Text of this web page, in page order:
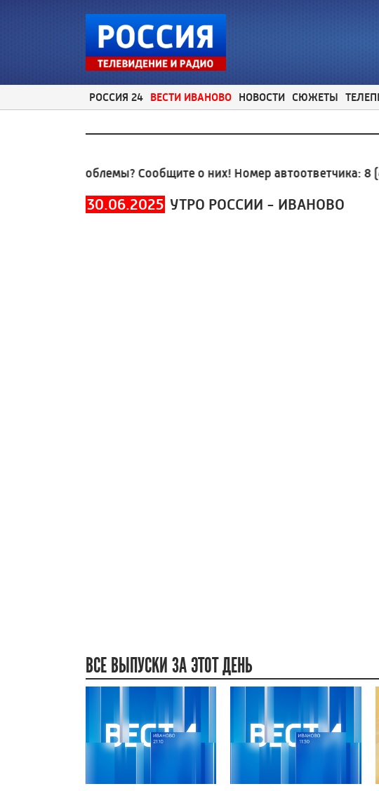
РОССИЯ 24 ВЕСТИ ИВАНОВО НОВОСТИ СЮЖЕТЫ
проблемы? Сообщите о них! Номер автоответчика:8
30.06.2025 УТРО РОССИИ - ИВАНОВО
ВСЕ ВЫПУСКИ ЗА ЭТОТ ДЕНЬ